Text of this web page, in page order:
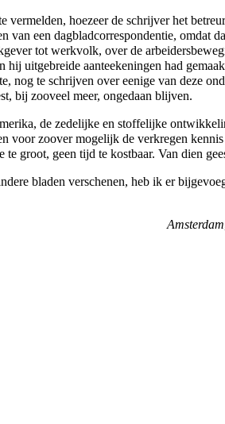
vermelden, hoezeer de schrijver het
van een dagbladcorrespondentie, omdat
tot werkvolk, over de
uitgebreide aanteekeningen had
nog te schrijven over eenige van deze
bij zooveel meer, ongedaan blijven.
de zedelijke en stoffelijke
voor zoover mogelijk de verkregen
groot, geen tijd te kostbaar. Van dien
bladen verschenen, heb ik er
Amsterdam